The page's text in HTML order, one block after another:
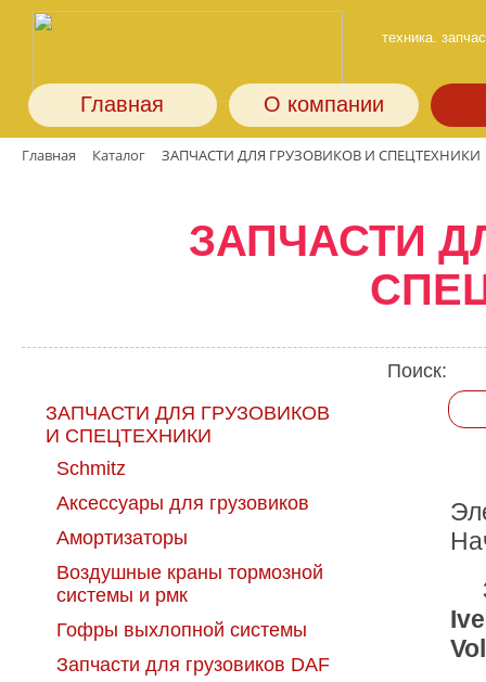
техника.
Главная О компании
Главная Каталог ЗАПЧАСТИ ДЛЯ ГРУЗОВИКОВ И СПЕЦТЕХНИКИ
ЗАПЧАСТИ
ЗАПЧАСТИ ДЛЯ ГРУЗОВИКОВ
И СПЕЦТЕХНИКИ
Schmitz
Аксессуары для грузовиков
Амортизаторы
Воздушные краны тормозной
системы и рмк
Гофры выхлопной системы
Запчасти для грузовиков DAF
Поиск: